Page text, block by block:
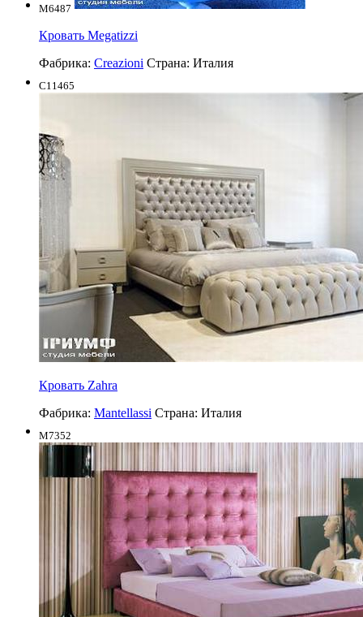
M6487
Кровать Megatizzi
Фабрика: Creazioni Страна: Италия
C11465
Кровать Zahra
Фабрика: Mantellassi Страна: Италия
M7352